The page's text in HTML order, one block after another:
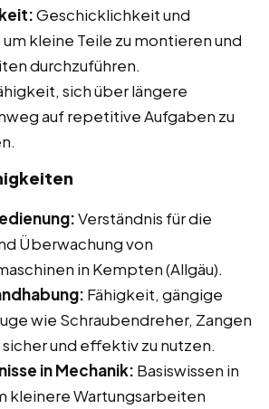
Geschicklichkeit und
kleine Teile zu montieren und
durchzuführen.
sich über längere
auf repetitive Aufgaben zu
Verständnis für die
Überwachung von
in Kempten (Allgäu).
Fähigkeit, gängige
wie Schraubendreher, Zangen
und effektiv zu nutzen.
in Mechanik: Basiswissen in
kleinere Wartungsarbeiten